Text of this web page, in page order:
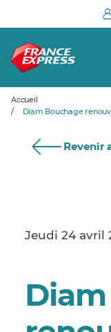
Accueil
/
Diam Bouchage
Revenir
Jeudi 24 avril